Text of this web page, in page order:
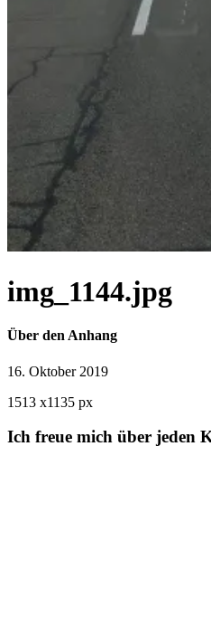
img_1144.jpg
Über den Anhang
16. Oktober 2019
1513 x1135 px
Ich freue mich über jeden